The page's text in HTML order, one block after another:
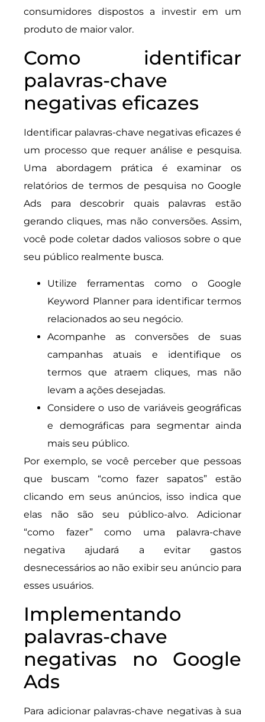
consumidores dispostos a investir em um
produto de maior valor.
Como identificar
palavras-chave
negativas eficazes
Identificar palavras-chave negativas eficazes é
um processo que requer análise e pesquisa.
Uma abordagem prática é examinar os
relatórios de termos de pesquisa no Google
Ads para descobrir quais palavras estão
gerando cliques, mas não conversões. Assim,
você pode coletar dados valiosos sobre o que
seu público realmente busca.
Utilize ferramentas como o Google
Keyword Planner para identificar termos
relacionados ao seu negócio.
Acompanhe as conversões de suas
campanhas atuais e identifique os
termos que atraem cliques, mas não
levam a ações desejadas.
Considere o uso de variáveis geográficas
e demográficas para segmentar ainda
mais seu público.
Por exemplo, se você perceber que pessoas
que buscam “como fazer sapatos” estão
clicando em seus anúncios, isso indica que
elas não são seu público-alvo. Adicionar
“como fazer” como uma palavra-chave
negativa ajudará a evitar gastos
desnecessários ao não exibir seu anúncio para
esses usuários.
Implementando
palavras-chave
negativas no Google
Ads
Para adicionar palavras-chave negativas à sua